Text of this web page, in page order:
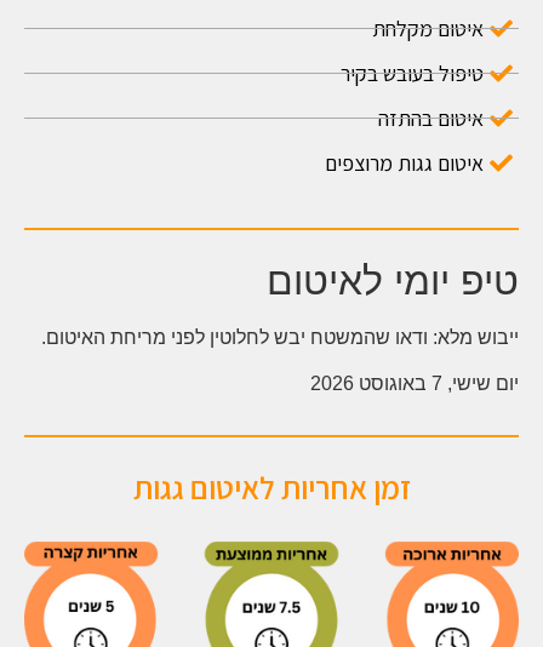
איטום מקלחת
טיפול בעובש בקיר
איטום בהתזה
איטום גגות מרוצפים
טיפ יומי לאיטום
ייבוש מלא: ודאו שהמשטח יבש לחלוטין לפני מריחת האיטום.
יום שישי, 7 באוגוסט 2026
זמן אחריות לאיטום גגות